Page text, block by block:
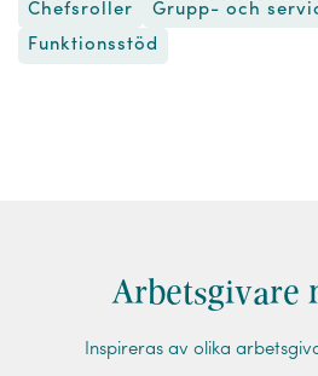
Chefsroller
Grupp- och
Funktionsstöd
Arbetsgivare
Inspireras av olika